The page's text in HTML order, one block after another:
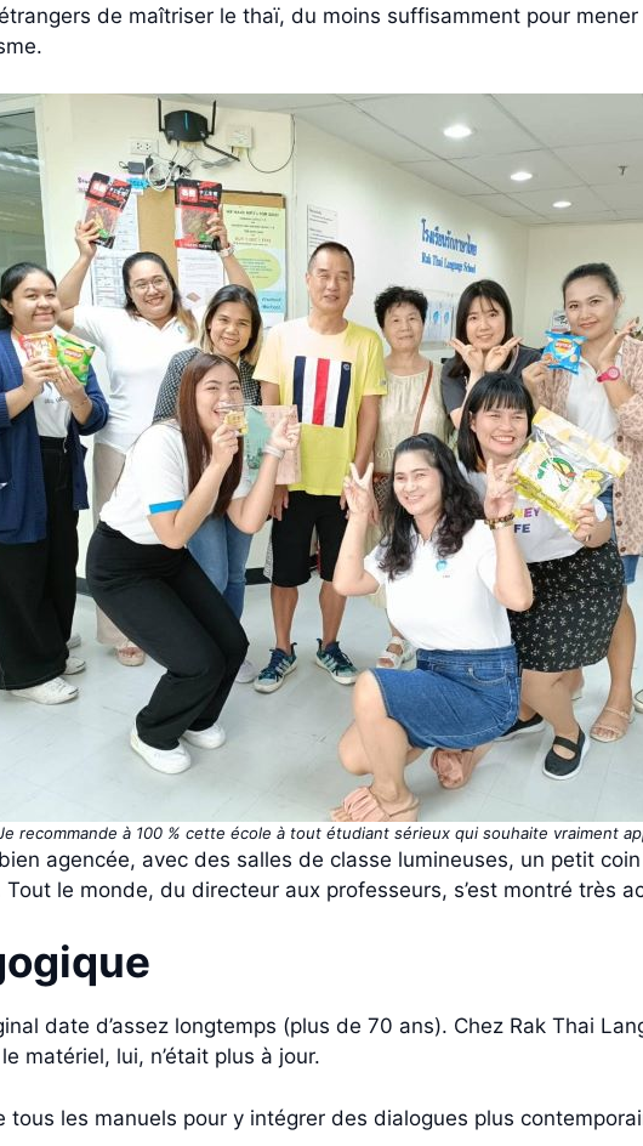
de maîtriser le thaï, du moins suffisamment pour
recommande à 100 % cette école à tout étudiant sérieux qui souhaite vraiment
agencée, avec des salles de classe lumineuses, un petit
le monde, du directeur aux professeurs, s’est montré très
date d’assez longtemps (plus de 70 ans). Chez Rak Thai
matériel, lui, n’était plus à jour.
tous les manuels pour y intégrer des dialogues plus